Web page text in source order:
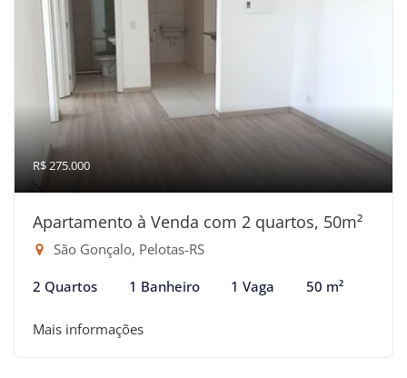
R$ 275.000
Apartamento à Venda com 2 quartos, 50m²
São Gonçalo, Pelotas-RS
2 Quartos 1 Banheiro 1 Vaga 50 m²
Mais informações